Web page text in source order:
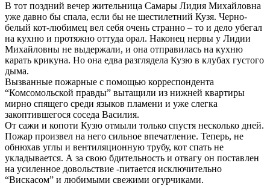
В тот поздний вечер жительница Самары Лидия Михайловна
уже давно бы спала, если бы не шестилетний Кузя. Черно-
белый кот-любимец вел себя очень странно – то и дело убегал
на кухню и протяжно оттуда орал. Наконец нервы у Лидии
Михайловны не выдержали, и она отправилась на кухню
карать крикуна. Но она едва разглядела Кузю в клубах густого
дыма.
Вызванные пожарные с помощью корреспондента
“Комсомольской правды” вытащили из нижней квартиры
мирно спящего среди языков пламени и уже слегка
закоптившегося соседа Василия.
От сажи и копоти Кузю отмыли только спустя несколько дней.
Пожар произвел на него сильное впечатление. Теперь, не
обнюхав углы и вентиляционную трубу, кот спать не
укладывается. А за свою бдительность и отвагу он поставлен
на усиленное довольствие -питается исключительно
“Вискасом” и любимыми свежими огурчиками.